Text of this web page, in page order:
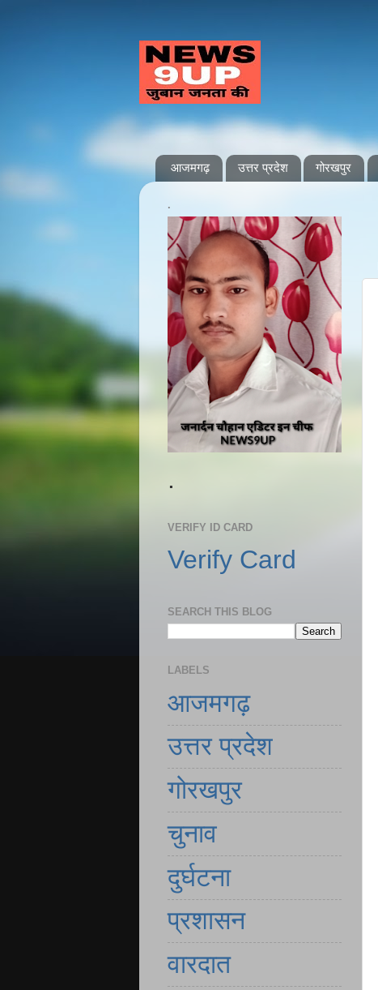
आजमगढ़ उत्तर प्रदेश गोरखपुर
.
.
VERIFY ID CARD
Verify Card
SEARCH THIS BLOG
LABELS
आजमगढ़
उत्तर प्रदेश
गोरखपुर
चुनाव
दुर्घटना
प्रशासन
वारदात